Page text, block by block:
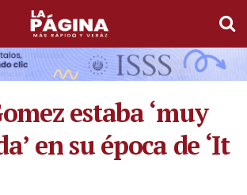
estaba ‘muy
en su época de ‘It